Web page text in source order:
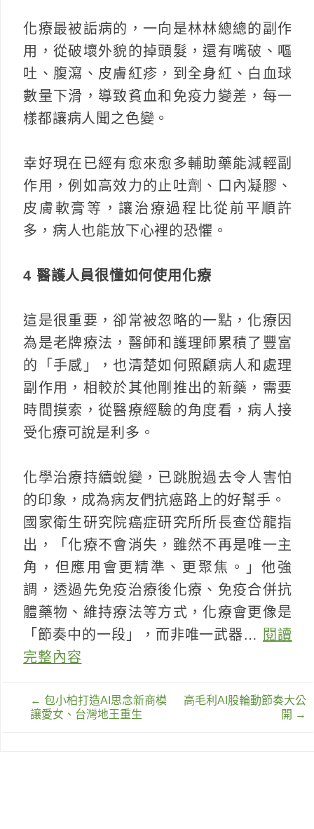
化療最被詬病的，一向是林林總總的副作
用，從破壞外貌的掉頭髮，還有嘴破、嘔
吐、腹瀉、皮膚紅疹，到全身紅、白血球
數量下滑，導致貧血和免疫力變差，每一
樣都讓病人聞之色變。
幸好現在已經有愈來愈多輔助藥能減輕副
作用，例如高效力的止吐劑、口內凝膠、
皮膚軟膏等，讓治療過程比從前平順許
多，病人也能放下心裡的恐懼。
4 醫護人員很懂如何使用化療
這是很重要，卻常被忽略的一點，化療因
為是老牌療法，醫師和護理師累積了豐富
的「手感」，也清楚如何照顧病人和處理
副作用，相較於其他剛推出的新藥，需要
時間摸索，從醫療經驗的角度看，病人接
受化療可說是利多。
化學治療持續蛻變，已跳脫過去令人害怕
的印象，成為病友們抗癌路上的好幫手。
國家衛生研究院癌症研究所所長查岱龍指
出，「化療不會消失，雖然不再是唯一主
角，但應用會更精準、更聚焦。」他強
調，透過先免疫治療後化療、免疫合併抗
體藥物、維持療法等方式，化療會更像是
「節奏中的一段」，而非唯一武器… 閱讀
完整內容
文
章
← 包小柏打造AI思念新商模
讓愛女、台灣地王重生
高毛利AI股輪動節奏大公
開 →